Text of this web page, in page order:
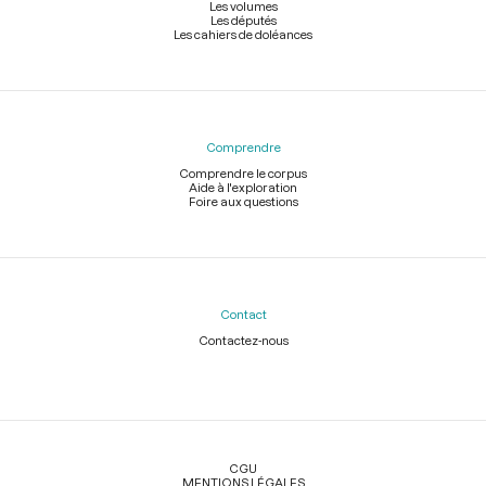
Les volumes
Les députés
Les cahiers de doléances
Comprendre
Comprendre le corpus
Aide à l'exploration
Foire aux questions
Contact
Contactez-nous
Légal
CGU
MENTIONS LÉGALES